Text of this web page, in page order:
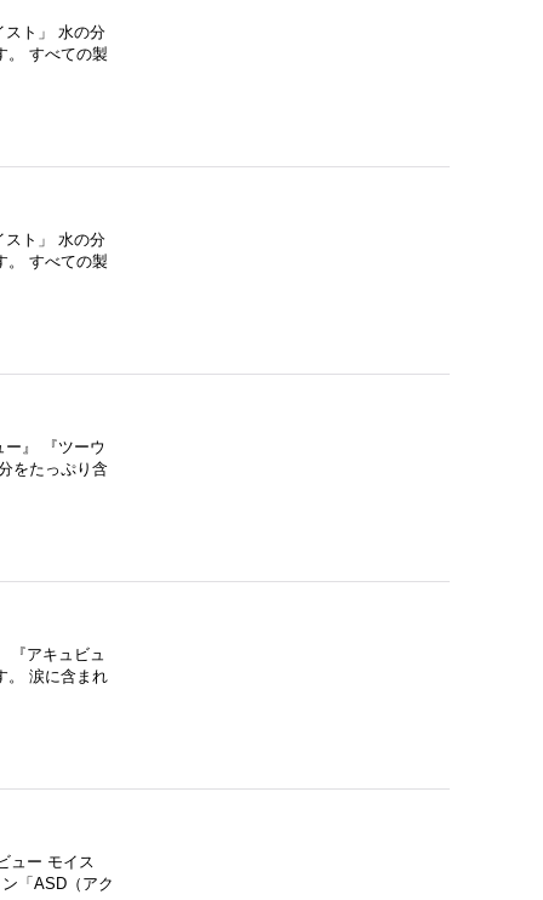
スト」 水の分
。 すべての製
スト」 水の分
。 すべての製
』 『ツーウ
をたっぷり含
『アキュビュ
。 涙に含まれ
ュー モイス
「ASD（アク